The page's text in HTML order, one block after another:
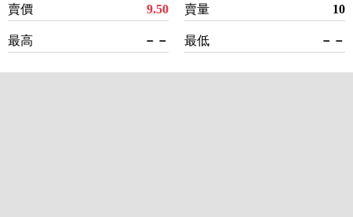
賣價 9.50
最高 －－
賣量 10
最低 －－